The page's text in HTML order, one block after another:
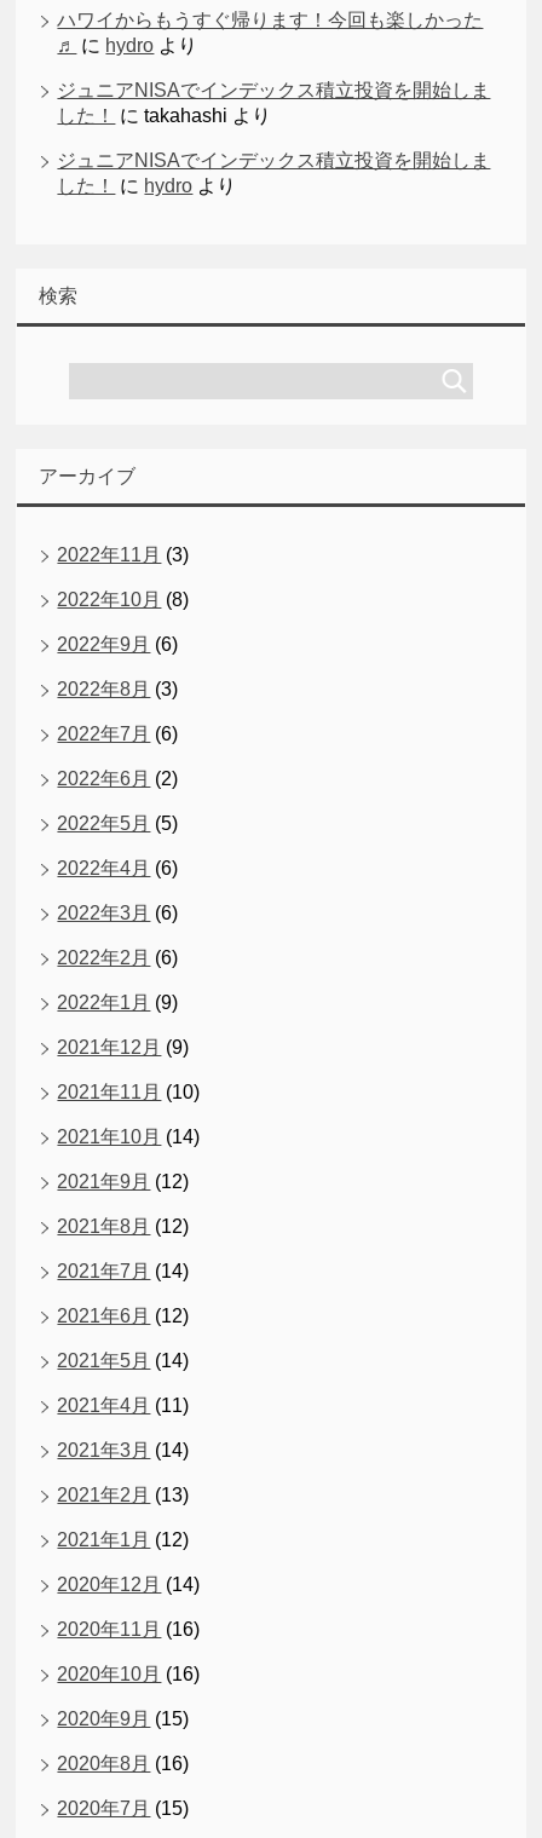
ハワイからもうすぐ帰ります！今回も楽しかった
♬
に hydro より
ジュニアNISAでインデックス積立投資を開始しま
した！
にtakahashi より
ジュニアNISAでインデックス積立投資を開始しま
した！
に hydro より
検索
アーカイブ
2022年11月 (3)
2022年10月 (8)
2022年9月 (6)
2022年8月 (3)
2022年7月 (6)
2022年6月 (2)
2022年5月 (5)
2022年4月 (6)
2022年3月 (6)
2022年2月 (6)
2022年1月 (9)
2021年12月 (9)
2021年11月 (10)
2021年10月 (14)
2021年9月 (12)
2021年8月 (12)
2021年7月 (14)
2021年6月 (12)
2021年5月 (14)
2021年4月 (11)
2021年3月 (14)
2021年2月 (13)
2021年1月 (12)
2020年12月 (14)
2020年11月 (16)
2020年10月 (16)
2020年9月 (15)
2020年8月 (16)
2020年7月 (15)